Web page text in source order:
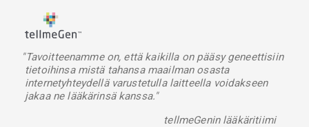
"Tavoitteenamme on, että kaikilla on pääsy geneettisiin
tietoihinsa mistä tahansa maailman osasta
internetyhteydellä varustetulla laitteella voidakseen
jakaa ne lääkärinsä kanssa."
tellmeGenin lääkäritiimi